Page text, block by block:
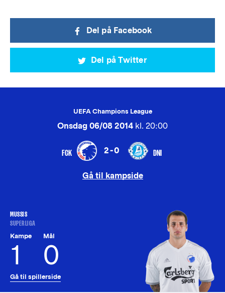
Del på Facebook
Del på Twitter
UEFA Champions League
Onsdag 06/08 2014 kl. 20:00
FCK 2-0 DNI
Gå til kampside
MUSSIS
SUPERLIGA
Kampe
1
Mål
0
Gå til spillerside